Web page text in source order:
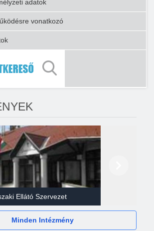
adatok
vonatkozó
Ellátó Szervezet
Minden Intézmény